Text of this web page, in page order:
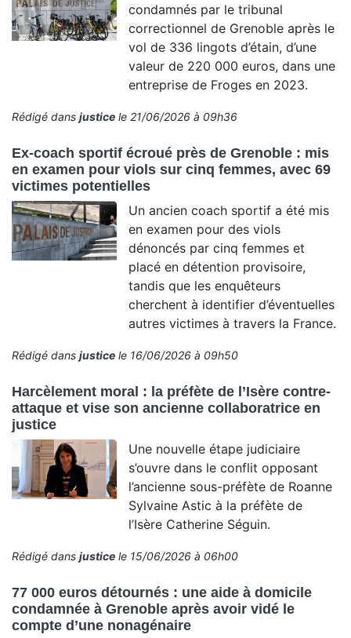
condamnés par le tribunal
correctionnel de Grenoble après le
vol de 336 lingots d’étain, d’une
valeur de 220 000 euros, dans une
entreprise de Froges en 2023.
Rédigé dans justice le 21/06/2026 à 09h36
Ex-coach sportif écroué près de Grenoble : mis
en examen pour viols sur cinq femmes, avec 69
victimes potentielles
Un ancien coach sportif a été mis
en examen pour des viols
dénoncés par cinq femmes et
placé en détention provisoire,
tandis que les enquêteurs
cherchent à identifier d’éventuelles
autres victimes à travers la France.
Rédigé dans justice le 16/06/2026 à 09h50
Harcèlement moral : la préfète de l’Isère contre-
attaque et vise son ancienne collaboratrice en
justice
Une nouvelle étape judiciaire
s’ouvre dans le conflit opposant
l’ancienne sous-préfète de Roanne
Sylvaine Astic à la préfète de
l’Isère Catherine Séguin.
Rédigé dans justice le 15/06/2026 à 06h00
77 000 euros détournés : une aide à domicile
condamnée à Grenoble après avoir vidé le
compte d’une nonagénaire